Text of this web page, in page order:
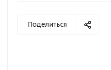
Поделиться